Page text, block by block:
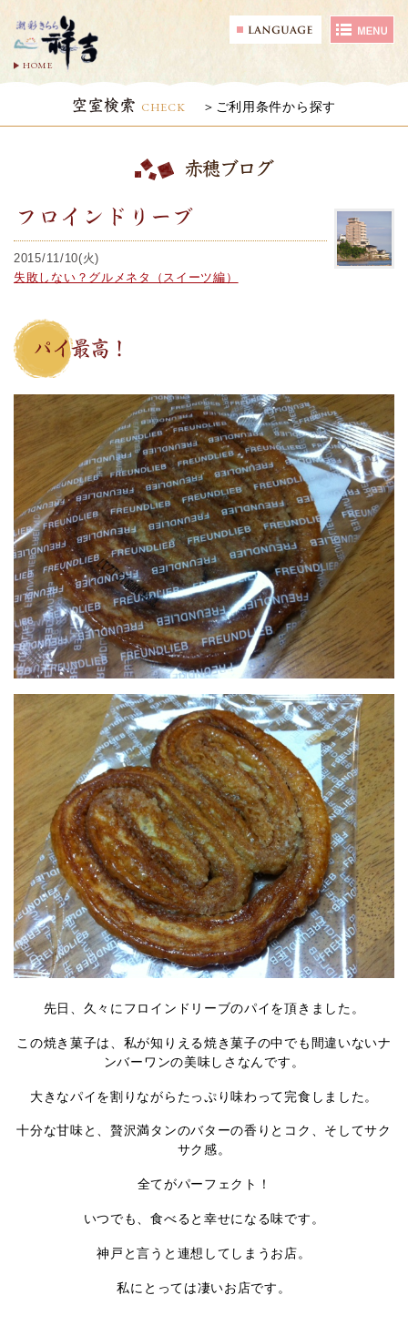
HOME
空室検索 CHECK ご利用条件から探す
赤穂ブログ
フロインドリーブ
2015/11/10(火)
失敗しない？グルメネタ（スイーツ編）
パイ最高！
先日、久々にフロインドリーブのパイを頂きました。
この焼き菓子は、私が知りえる焼き菓子の中でも間違いないナ
ンバーワンの美味しさなんです。
大きなパイを割りながらたっぷり味わって完食しました。
十分な甘味と、贅沢満タンのバターの香りとコク、そしてサク
サク感。
全てがパーフェクト！
いつでも、食べると幸せになる味です。
神戸と言うと連想してしまうお店。
私にとっては凄いお店です。